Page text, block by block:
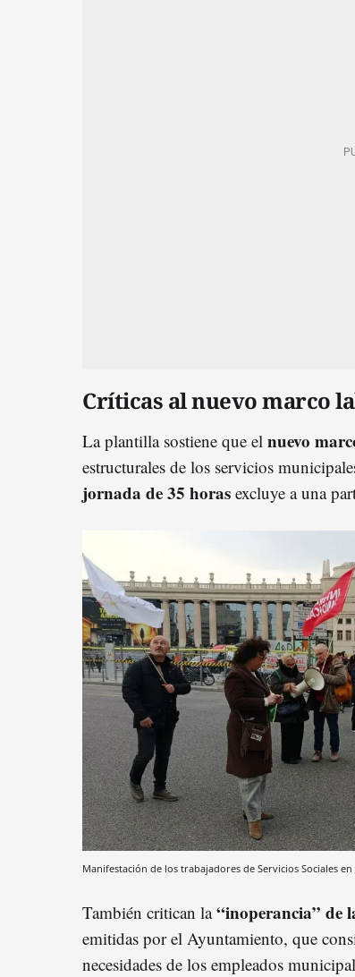
Críticas al nuevo marco
La plantilla sostiene que el nuevo
estructurales de los servicios
jornada de 35 horas excluye a una
Manifestación de los trabajadores de Servicios Sociales en
También critican la“inoperancia” de
emitidas por el Ayuntamiento, que
necesidades de los empleados